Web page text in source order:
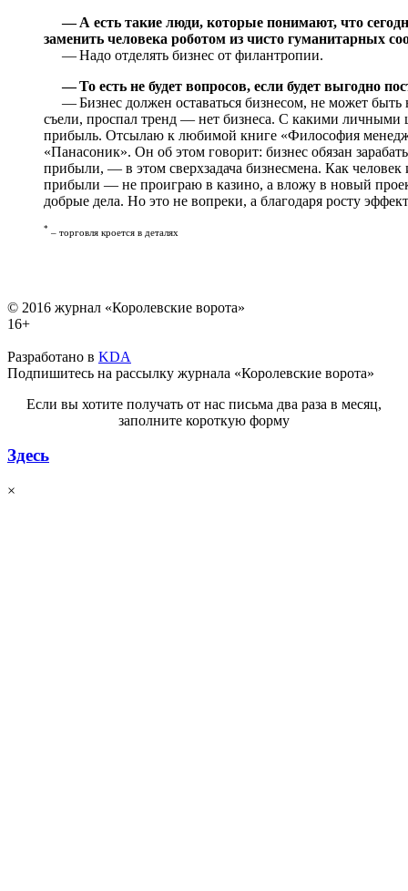
— А есть такие люди, которые понимают, что
заменить человека роботом из чисто гуманитарных
— Надо отделять бизнес от филантропии.
— То есть не будет вопросов, если будет выгодно
— Бизнес должен оставаться бизнесом, не может
съели, проспал тренд — нет бизнеса. С какими личными
прибыль. Отсылаю к любимой книге «Философия
«Панасоник». Он об этом говорит: бизнес обязан
прибыли, — в этом сверхзадача бизнесмена. Как человек
прибыли — не проиграю в казино, а вложу в новый
добрые дела. Но это не вопреки, а благодаря росту
* – торговля кроется в деталях
© 2016 журнал «Королевские ворота»
16+
Разработано в KDA
Подпишитесь на рассылку журнала «Королевские ворота»
Если вы хотите получать от нас письма два раза в месяц,
заполните короткую форму
Здесь
×